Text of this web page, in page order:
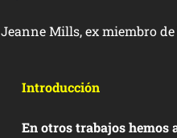
Jeanne Mills, ex miembro de
Introducción
En otros trabajos hemos